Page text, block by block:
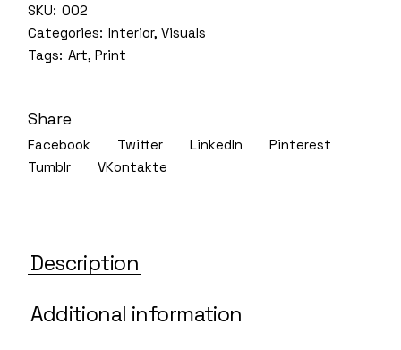
SKU: 002
Categories: Interior,Visuals
Tags: Art,Print
Share
Facebook Twitter LinkedIn
Pinterest
Tumblr
VKontakte
Description
Additional information